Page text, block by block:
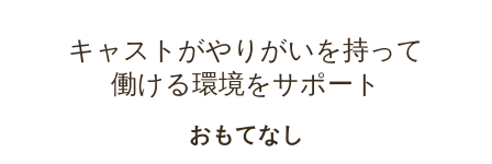
キャストがやりがいを持って
働ける環境をサポート
おもてなし